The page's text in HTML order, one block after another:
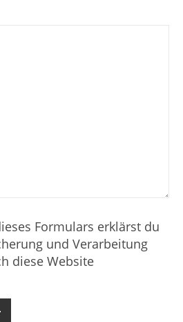
Formulars erklärst du
und Verarbeitung
diese Website